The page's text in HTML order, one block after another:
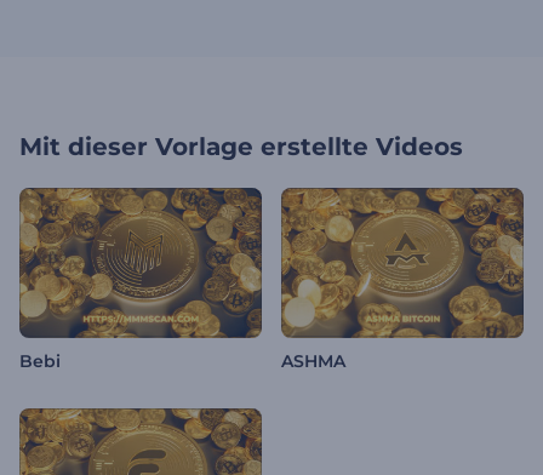
Mit dieser Vorlage erstellte Videos
Bebi ASHMA